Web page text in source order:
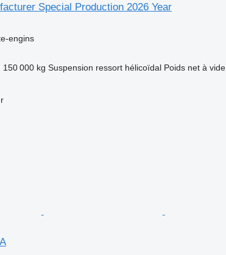
Special Production 2026 Year
engins
150 000 kg Suspension ressort hélicoïdal Poids net à vide